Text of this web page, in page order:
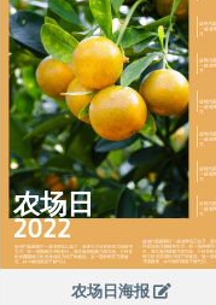
农场日海报